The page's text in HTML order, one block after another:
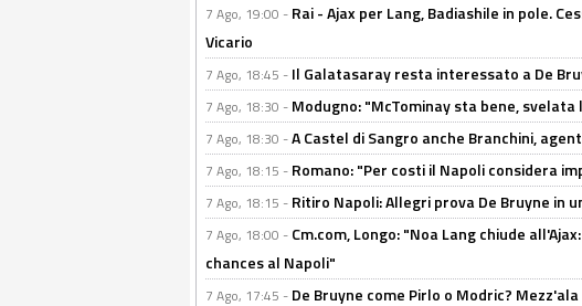
7 Ago, 19:00 - Rai - Ajax per Lang, Badiashile in pole.
Vicario
7 Ago, 18:45 - Il Galatasaray resta interessato a De
7 Ago, 18:30 - Modugno: "McTominay sta bene,
7 Ago, 18:30 -A Castel di Sangro anche Branchini,
7 Ago, 18:15 - Romano: "Per costi il Napoli considera
7 Ago, 18:15 - Ritiro Napoli: Allegri prova De Bruyne in
7 Ago, 18:00 - Cm.com, Longo: "Noa Lang chiude
chances al Napoli"
7 Ago, 17:45 - De Bruyne come Pirlo o Modric?